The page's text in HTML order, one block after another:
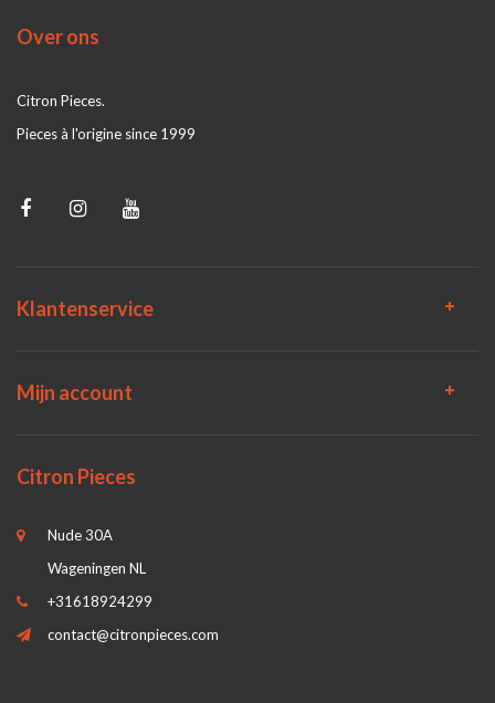
Over ons
Citron Pieces.
Pieces à l'origine since 1999
Klantenservice
Mijn account
Citron Pieces
Nude 30A
Wageningen NL
+31618924299
contact@citronpieces.com